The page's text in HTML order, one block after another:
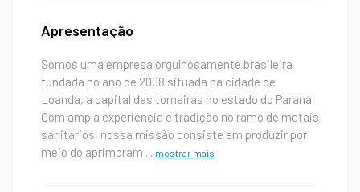
Apresentação
Somos uma empresa orgulhosamente brasileira
fundada no ano de 2008 situada na cidade de
Loanda, a capital das torneiras no estado do Paraná.
Com ampla experiência e tradição no ramo de metais
sanitários, nossa missão consiste em produzir por
meio do aprimoram ... mostrar mais